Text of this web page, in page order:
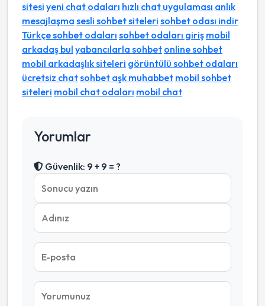
sitesi yeni chat odaları hızlı chat uygulaması anlık
mesajlaşma sesli sohbet siteleri sohbet odası indir
Türkçe sohbet odaları sohbet odaları giriş mobil
arkadaş bul yabancılarla sohbet online sohbet
mobil arkadaşlık siteleri görüntülü sohbet odaları
ücretsiz chatsohbet aşk muhabbet mobil sohbet
siteleri mobil chat odaları mobil chat
Yorumlar
Güvenlik: 9 + 9 = ?